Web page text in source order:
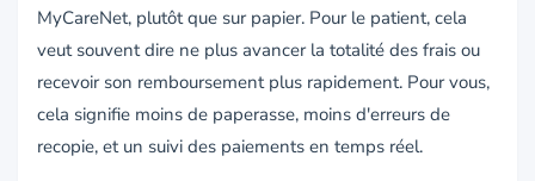
MyCareNet, plutôt que sur papier. Pour le patient, cela
veut souvent dire ne plus avancer la totalité des frais ou
recevoir son remboursement plus rapidement. Pour vous,
cela signifie moins de paperasse, moins d'erreurs de
recopie, et un suivi des paiements en temps réel.